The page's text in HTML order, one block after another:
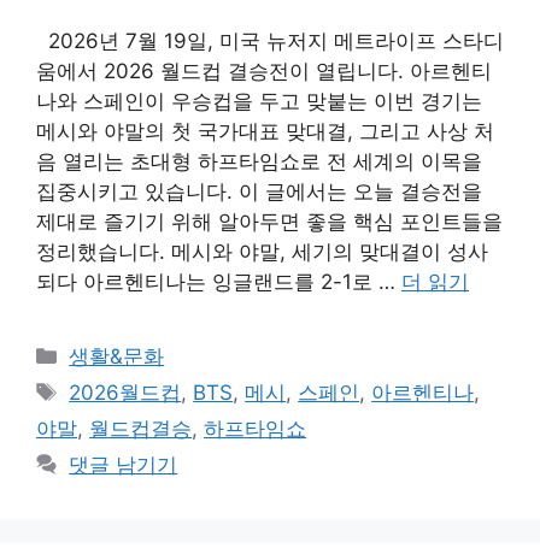
2026년 7월 19일, 미국 뉴저지 메트라이프 스타디
움에서 2026 월드컵 결승전이 열립니다. 아르헨티
나와 스페인이 우승컵을 두고 맞붙는 이번 경기는
메시와 야말의 첫 국가대표 맞대결, 그리고 사상 처
음 열리는 초대형 하프타임쇼로 전 세계의 이목을
집중시키고 있습니다. 이 글에서는 오늘 결승전을
제대로 즐기기 위해 알아두면 좋을 핵심 포인트들을
정리했습니다. 메시와 야말, 세기의 맞대결이 성사
되다 아르헨티나는 잉글랜드를 2-1로 … 더 읽기
카
테
리
생활&문화
태
그
2026월드컵 , BTS, 메시 , 스페인 , 아르헨티나,
야말, 월드컵결승, 하프타임쇼
댓글 남기기